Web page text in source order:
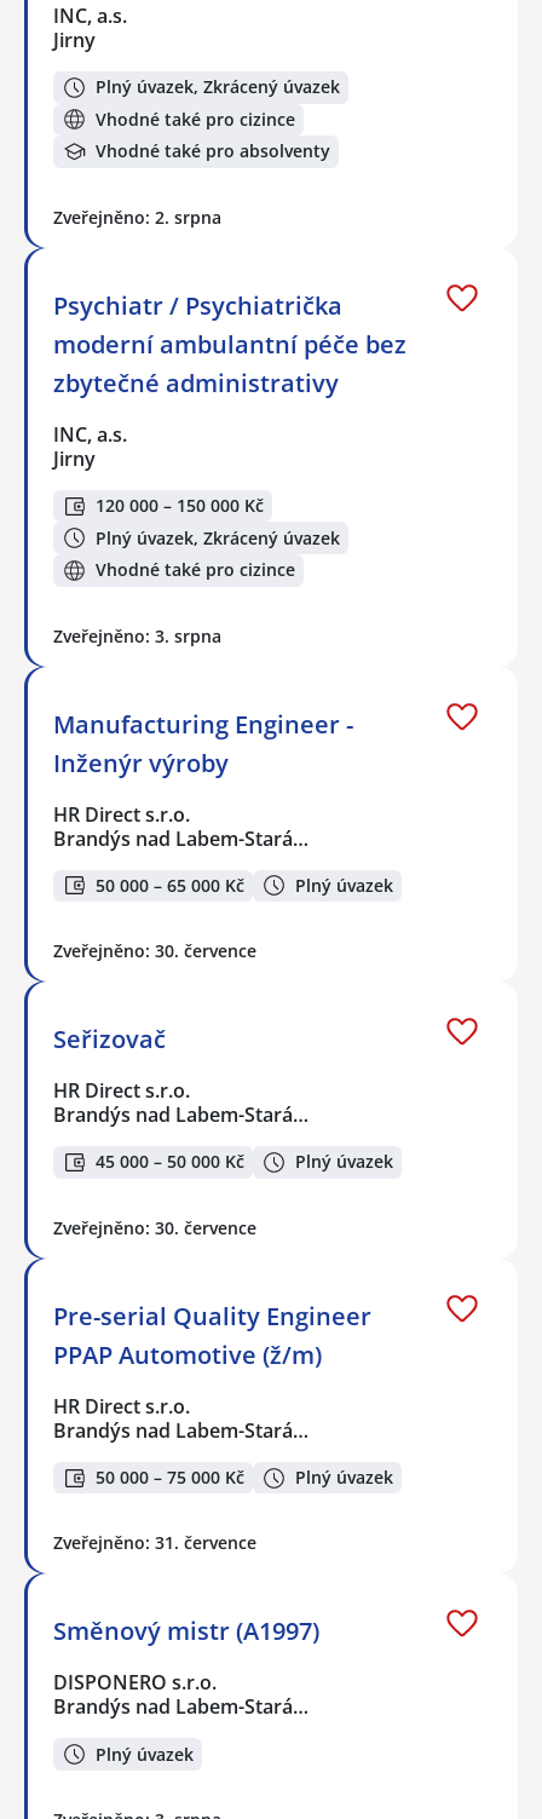
INC, a.s.
Jirny
Plný úvazek, Zkrácený úvazek
Vhodné také pro cizince
Vhodné také pro absolventy
Zveřejněno: 2. srpna
Psychiatr / Psychiatrička
moderní ambulantní péče bez
zbytečné administrativy
INC, a.s.
Jirny
120 000 – 150 000 Kč
Plný úvazek, Zkrácený úvazek
Vhodné také pro cizince
Zveřejněno: 3. srpna
Manufacturing Engineer -
Inženýr výroby
HR Direct s.r.o.
Brandýs nad Labem-Stará…
50 000 – 65 000 Kč Plný úvazek
Zveřejněno: 30. července
Seřizovač
HR Direct s.r.o.
Brandýs nad Labem-Stará…
45 000 – 50 000 Kč Plný úvazek
Zveřejněno: 30. července
Pre-serial Quality Engineer
PPAP Automotive (ž/m)
HR Direct s.r.o.
Brandýs nad Labem-Stará…
50 000 – 75 000 Kč Plný úvazek
Zveřejněno: 31. července
Směnový mistr (A1997)
DISPONERO s.r.o.
Brandýs nad Labem-Stará…
Plný úvazek